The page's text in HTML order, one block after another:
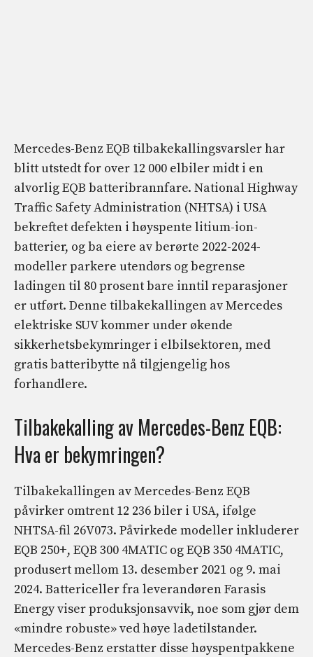
Mercedes-Benz EQB tilbakekallingsvarsler har
blitt utstedt for over 12 000 elbiler midt i en
alvorlig EQB batteribrannfare. National Highway
Traffic Safety Administration (NHTSA) i USA
bekreftet defekten i høyspente litium-ion-
batterier, og ba eiere av berørte 2022-2024-
modeller parkere utendørs og begrense
ladingen til 80 prosent bare inntil reparasjoner
er utført. Denne tilbakekallingen av Mercedes
elektriske SUV kommer under økende
sikkerhetsbekymringer i elbilsektoren, med
gratis batteribytte nå tilgjengelig hos
forhandlere.
Tilbakekalling av Mercedes-Benz EQB:
Hva er bekymringen?
Tilbakekallingen av Mercedes-Benz EQB
påvirker omtrent 12 236 biler i USA, ifølge
NHTSA-fil 26V073. Påvirkede modeller inkluderer
EQB 250+, EQB 300 4MATIC og EQB 350 4MATIC,
produsert mellom 13. desember 2021 og 9. mai
2024. Battericeller fra leverandøren Farasis
Energy viser produksjonsavvik, noe som gjør dem
«mindre robuste» ved høye ladetilstander.
Mercedes-Benz erstatter disse høyspentpakkene